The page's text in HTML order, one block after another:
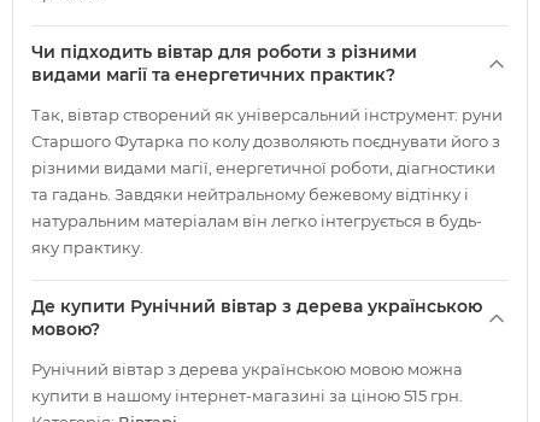
Чи підходить вівтар для роботи з різними
видами магії та енергетичних практик?
Так, вівтар створений як універсальний інструмент: руни
Старшого Футарка по колу дозволяють поєднувати його з
різними видами магії, енергетичної роботи, діагностики
та гадань. Завдяки нейтральному бежевому відтінку і
натуральним матеріалам він легко інтегрується в будь-
яку практику.
Де купити Рунічний вівтар з дерева українською
мовою?
Рунічний вівтар з дерева українською мовою можна
купити в нашому інтернет-магазині за ціною 515 грн.